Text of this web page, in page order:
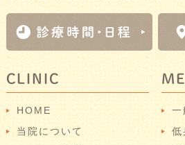
CLINIC
HOME
当院について
一
低